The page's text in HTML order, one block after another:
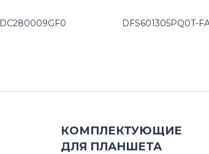
DC280009GF0 DFS601305PQ0T-
КОМПЛЕКТУЮЩИЕ
ДЛЯ ПЛАНШЕТА